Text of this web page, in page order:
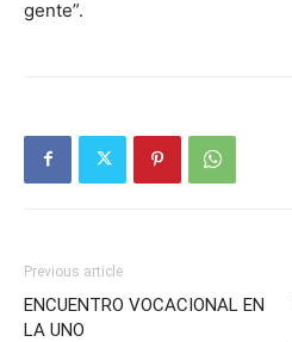
gente”.
Previous article
ENCUENTRO VOCACIONAL EN
LA UNO